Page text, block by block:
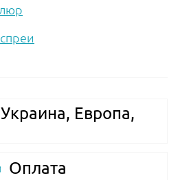
Европа,
Оплата